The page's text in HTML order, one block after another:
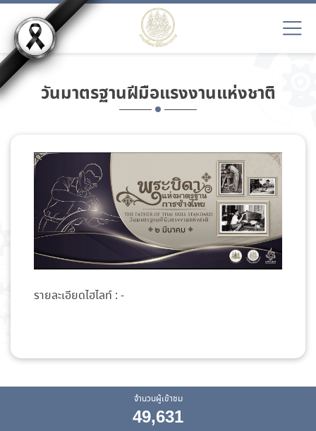
วันมาตรฐานฝีมือแรงงานแห่งชาติ
รายละเอียดไฮไลท์ : -
จำนวนผู้เข้าชม
49,631